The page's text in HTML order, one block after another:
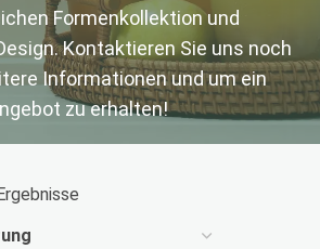
Formenkollektion und
Kontaktieren Sie uns noch
Informationen und um ein
zu erhalten!